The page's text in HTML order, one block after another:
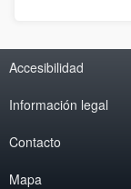
Accesibilidad
Información legal
Contacto
Mapa